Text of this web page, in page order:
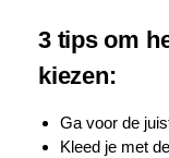
3 tips om
kiezen:
Ga voor de
Kleed je met